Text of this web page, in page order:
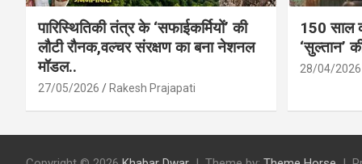
पारिस्थितिकी तंत्र के ‘सफाईकर्मियों’ की
लौटी रौनक,वल्चर संरक्षण का बना नेशनल
मॉडल..
27/05/2026 Rakesh Prajapati
150 साल
‘सुल्तान’
28/04/2026